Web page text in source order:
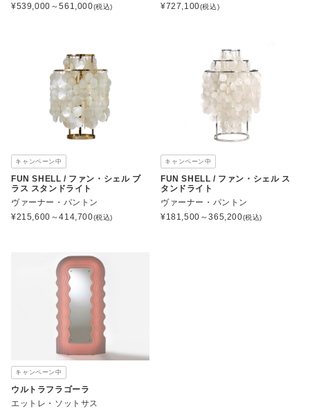
¥539,000～561,000(税込)
¥727,100(税込)
キャンペーン中
FUN SHELL / ファン・シェル ブ
ラス スタンドライト
ヴァーナー・パントン
¥215,600～414,700(税込)
キャンペーン中
FUN SHELL / ファン・シェル ス
タンドライト
ヴァーナー・パントン
¥181,500～365,200(税込)
キャンペーン中
ウルトラフラゴーラ
エットレ・ソットサス